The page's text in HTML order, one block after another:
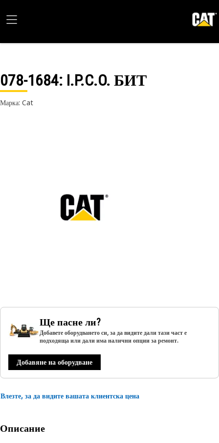
078-1684: I.P.C.O. БИТ
Марка: Cat
Ще пасне ли?
Добавете оборудването си, за да видите дали тази част е
подходяща или дали има налични опции за ремонт.
Добавяне на оборудване
Влезте, за да видите вашата клиентска цена
Описание